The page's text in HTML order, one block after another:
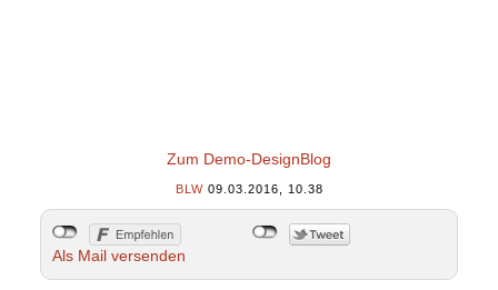
Zum Demo-DesignBlog
BLW09.03.2016, 10.38
Als Mail versenden